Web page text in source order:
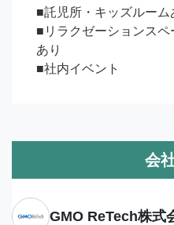
■託児所・キッズルーム
■リラクゼーションス
あり
■社内イベント
会
GMO ReTech株式